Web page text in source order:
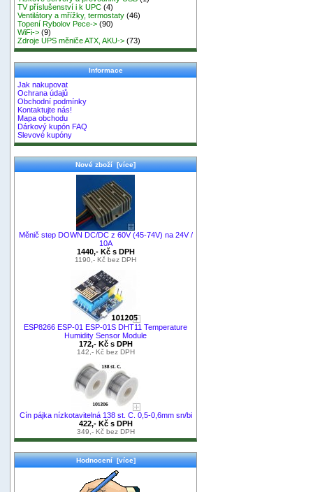
TV příslušenství i k UPC (4)
Ventilátory a mřížky, termostaty (46)
Topení Rybolov Pece-> (90)
WiFi-> (9)
Zdroje UPS měniče ATX, AKU-> (73)
Informace
Jak nakupovat
Ochrana údajů
Obchodní podmínky
Kontaktujte nás!
Mapa obchodu
Dárkový kupón FAQ
Slevové kupóny
Nové zboží [více]
Měnič step DOWN DC/DC z 60V (45-74V) na 24V /
10A
1440,- Kč s DPH
1190,- Kč bez DPH
ESP8266 ESP-01 ESP-01S DHT11 Temperature
Humidity Sensor Module
172,- Kč s DPH
142,- Kč bez DPH
Cín pájka nízkotavitelná 138 st. C. 0,5-0,6mm sn/bi
422,- Kč s DPH
349,- Kč bez DPH
Hodnocení [více]